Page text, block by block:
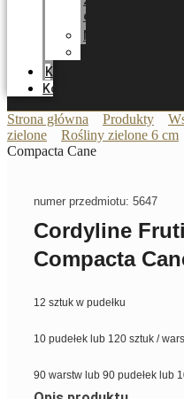
energii
Nowości
Katalog
Kontakt
Strona główna Produkty
zielone
Rośliny zielone 6 cm
Compacta Cane
numer przedmiotu: 5647
Cordyline
Compacta
12 sztuk w pudełku
10 pudełek lub 120 sztuk /
90 warstw lub 90 pudełek lub